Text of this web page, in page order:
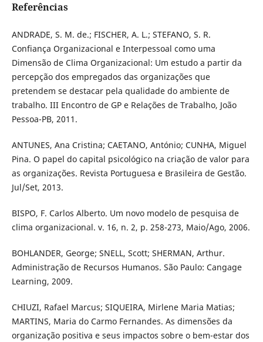
Referências
ANDRADE, S. M. de.; FISCHER, A. L.; STEFANO, S. R.
Confiança Organizacional e Interpessoal como uma
Dimensão de Clima Organizacional: Um estudo a partir da
percepção dos empregados das organizações que
pretendem se destacar pela qualidade do ambiente de
trabalho. III Encontro de GP e Relações de Trabalho, João
Pessoa-PB, 2011.
ANTUNES, Ana Cristina; CAETANO, António; CUNHA, Miguel
Pina. O papel do capital psicológico na criação de valor para
as organizações. Revista Portuguesa e Brasileira de Gestão.
Jul/Set, 2013.
BISPO, F. Carlos Alberto. Um novo modelo de pesquisa de
clima organizacional. v. 16, n. 2, p. 258-273, Maio/Ago, 2006.
BOHLANDER, George; SNELL, Scott; SHERMAN, Arthur.
Administração de Recursos Humanos. São Paulo: Cangage
Learning, 2009.
CHIUZI, Rafael Marcus; SIQUEIRA, Mirlene Maria Matias;
MARTINS, Maria do Carmo Fernandes. As dimensões da
organização positiva e seus impactos sobre o bem-estar dos